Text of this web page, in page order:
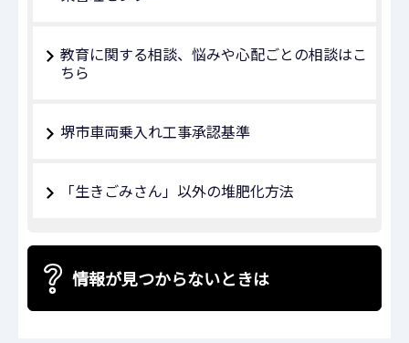
教育に関する相談、悩みや心配ごとの相談はこ
ちら
堺市車両乗入れ工事承認基準
「生きごみさん」以外の堆肥化方法
情報が見つからないときは